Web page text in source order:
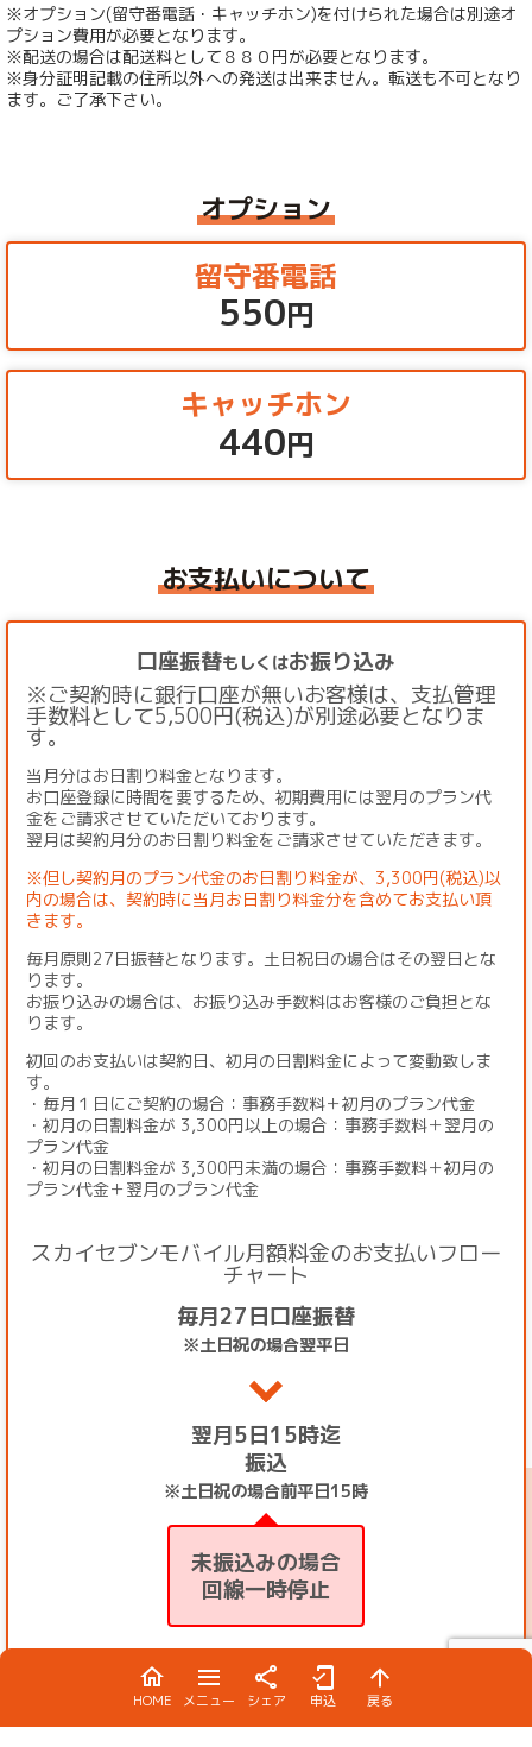
※オプション(留守番電話・キャッチホン)を付けられた場合は別途オ
プション費用が必要となります。
※配送の場合は配送料として８８０円が必要となります。
※身分証明記載の住所以外への発送は出来ません。転送も不可となり
ます。ご了承下さい。
オプション
留守番電話
550円
キャッチホン
440円
お支払いについて
口座振替もしくはお振り込み
※ご契約時に銀行口座が無いお客様は、支払管理
手数料として5,500円(税込)が別途必要となりま
す。
当月分はお日割り料金となります。
お口座登録に時間を要するため、初期費用には翌月のプラン代
金をご請求させていただいております。
翌月は契約月分のお日割り料金をご請求させていただきます。
※但し契約月のプラン代金のお日割り料金が、3,300円(税込)以
内の場合は、契約時に当月お日割り料金分を含めてお支払い頂
きます。
毎月原則27日振替となります。土日祝日の場合はその翌日とな
ります。
お振り込みの場合は、お振り込み手数料はお客様のご負担とな
ります。
初回のお支払いは契約日、初月の日割料金によって変動致しま
す。
・毎月１日にご契約の場合：事務手数料＋初月のプラン代金
・初月の日割料金が 3,300円以上の場合：事務手数料＋翌月の
プラン代金
・初月の日割料金が 3,300円未満の場合：事務手数料＋初月の
プラン代金＋翌月のプラン代金
スカイセブンモバイル月額料金のお支払いフロー
チャート
毎月27日口座振替
※土日祝の場合翌平日
翌月5日15時迄
振込
※土日祝の場合前平日15時
未振込みの場合
回線一時停止
翌月10日17時迄
最終期限
HOME メニュー シェア 申込 戻る